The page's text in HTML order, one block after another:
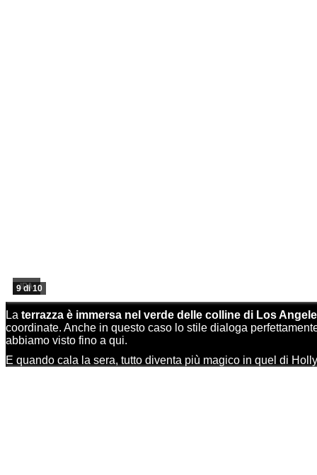
IPA
9 di 10
La terrazza è immersa nel verde delle colline di Los
coordinate. Anche in questo caso lo stile dialoga
abbiamo visto fino a qui.
E quando cala la sera, tutto diventa più magico in quel di